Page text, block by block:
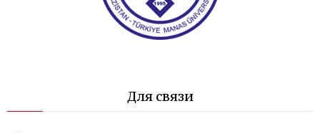
Для связи